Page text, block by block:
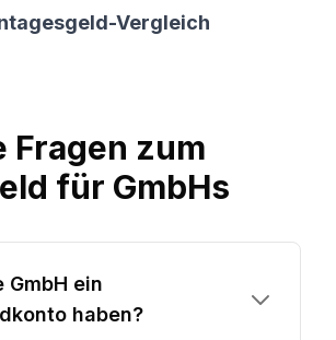
Vergleich
Fragen zum
für GmbHs
GmbH ein
haben?